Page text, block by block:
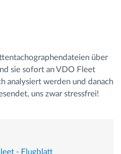
über
sie sofort an VDO Fleet
analysiert werden und danach
uns zwar stressfrei!
- Flugblatt